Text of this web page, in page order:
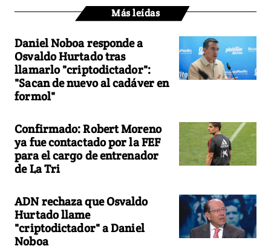
Más leídas
Daniel Noboa responde a
Osvaldo Hurtado tras
llamarlo "criptodictador":
"Sacan de nuevo al cadáver en
formol"
Confirmado: Robert Moreno
ya fue contactado por la FEF
para el cargo de entrenador
de La Tri
ADN rechaza que Osvaldo
Hurtado llame
"criptodictador" a Daniel
Noboa